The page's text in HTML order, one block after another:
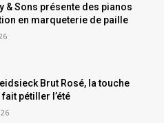
& Sons présente des pianos
en marqueterie de paille
Brut Rosé, la touche
pétiller l’été